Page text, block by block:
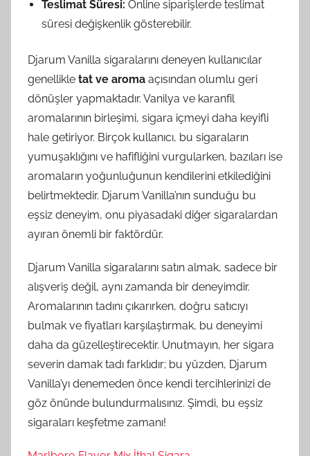
Teslimat Süresi: Online siparişlerde teslimat
süresi değişkenlik gösterebilir.
Djarum Vanilla sigaralarını deneyen kullanıcılar
genellikle tat ve aroma açısından olumlu geri
dönüşler yapmaktadır. Vanilya ve karanfil
aromalarının birleşimi, sigara içmeyi daha keyifli
hale getiriyor. Birçok kullanıcı, bu sigaraların
yumuşaklığını ve hafifliğini vurgularken, bazıları ise
aromaların yoğunluğunun kendilerini etkilediğini
belirtmektedir. Djarum Vanilla’nın sunduğu bu
eşsiz deneyim, onu piyasadaki diğer sigaralardan
ayıran önemli bir faktördür.
Djarum Vanilla sigaralarını satın almak, sadece bir
alışveriş değil, aynı zamanda bir deneyimdir.
Aromalarının tadını çıkarırken, doğru satıcıyı
bulmak ve fiyatları karşılaştırmak, bu deneyimi
daha da güzelleştirecektir. Unutmayın, her sigara
severin damak tadı farklıdır; bu yüzden, Djarum
Vanilla’yı denemeden önce kendi tercihlerinizi de
göz önünde bulundurmalısınız. Şimdi, bu eşsiz
sigaraları keşfetme zamanı!